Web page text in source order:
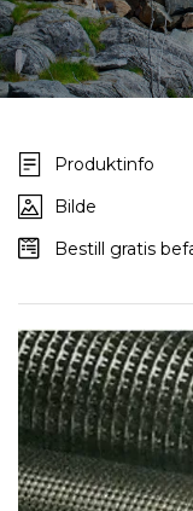
Produktinfo
Bilde
Bestill gratis